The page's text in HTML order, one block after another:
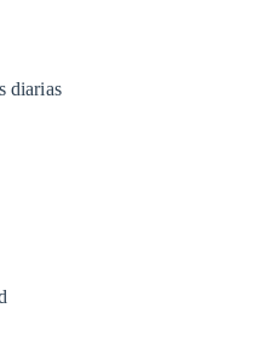
diarias